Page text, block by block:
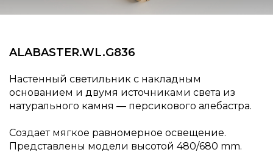
ALABASTER.​​WL.​​G836
Настенный светильник с накладным
основанием и двумя источниками света из
натурального камня — персикового алебастра.
Создает мягкое равномерное освещение.
Представлены модели высотой 480/680 mm.